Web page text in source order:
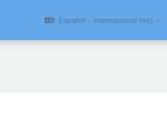
Español - Internacional ‎(es)‎